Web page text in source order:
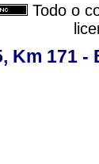
Todo o
Km 171